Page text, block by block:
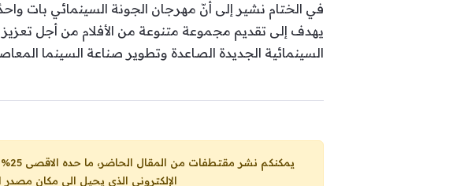
في الختام نشير إلى أنّ مهرجان الجونة السينمائي بات
يهدف إلى تقديم مجموعة متنوعة من الأفلام من أجل
السينمائية الجديدة الصاعدة وتطوير صناعة السينما
يمكنكم نشر مقتطفات من المقال الحاضر، ما حده الاقصى 25% من مجموع المقال، شرط: ذكر اسم المؤلف والناشر ووضع رابط
الإلكتروني الذي يحيل الى مكان مصدر